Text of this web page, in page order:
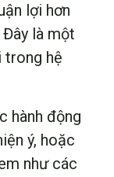
lợi hơn
Đây là một
trong hệ
hành động
ý, hoặc
như các